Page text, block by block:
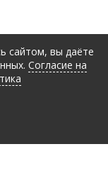
сайтом, вы даёте
Согласие на